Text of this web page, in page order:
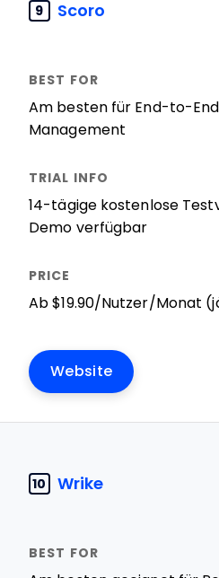
9 Scoro
Am besten für End-to-
Management
14-tägige kostenlose
Demo verfügbar
Ab $19.90/Nutzer/Monat
Website
10 Wrike